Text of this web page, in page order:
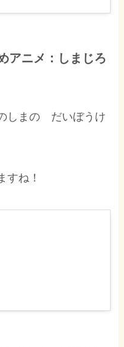
アニメ：しまじろ
しまの だいぼうけ
すね！